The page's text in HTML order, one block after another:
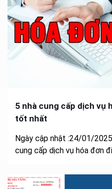
5 nhà cung cấp dịch vụ
tốt nhất
Ngày cập nhật :24/01/
cung cấp dịch vụ hóa đơn